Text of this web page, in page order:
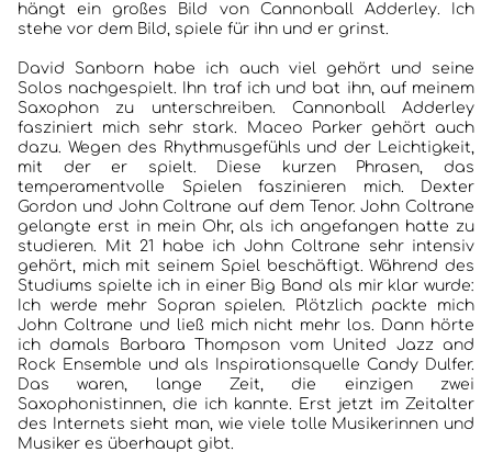
hängt ein großes Bild von Cannonball Adderley. Ich
stehe vor dem Bild, spiele für ihn und er grinst.
David Sanborn habe ich auch viel gehört und seine
Solos nachgespielt. Ihn traf ich und bat ihn, auf meinem
Saxophon zu unterschreiben. Cannonball Adderley
fasziniert mich sehr stark. Maceo Parker gehört auch
dazu. Wegen des Rhythmusgefühls und der Leichtigkeit,
mit der er spielt. Diese kurzen Phrasen, das
temperamentvolle Spielen faszinieren mich. Dexter
Gordon und John Coltrane auf dem Tenor. John Coltrane
gelangte erst in mein Ohr, als ich angefangen hatte zu
studieren. Mit 21 habe ich John Coltrane sehr intensiv
gehört, mich mit seinem Spiel beschäftigt. Während des
Studiums spielte ich in einer Big Band als mir klar wurde:
Ich werde mehr Sopran spielen. Plötzlich packte mich
John Coltrane und ließ mich nicht mehr los. Dann hörte
ich damals Barbara Thompson vom United Jazz and
Rock Ensemble und als Inspirationsquelle Candy Dulfer.
Das waren, lange Zeit, die einzigen zwei
Saxophonistinnen, die ich kannte. Erst jetzt im Zeitalter
des Internets sieht man, wie viele tolle Musikerinnen und
Musiker es überhaupt gibt.